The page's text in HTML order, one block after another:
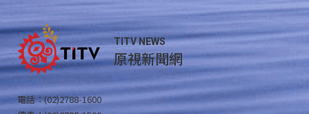
TITV NEWS
原視新聞網
電話：(02)2788-1600